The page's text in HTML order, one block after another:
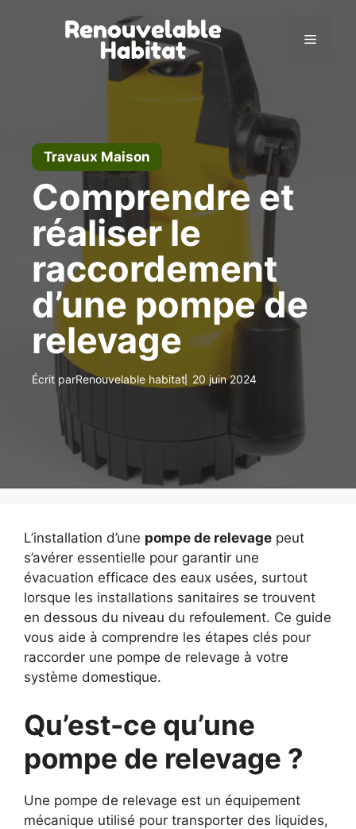
Menu
Travaux Maison
Comprendre et
réaliser le
raccordement
d’une pompe de
relevage
Écrit parRenouvelable habitat 20 juin 2024
L’installation d’une pompe de relevage peut
s’avérer essentielle pour garantir une
évacuation efficace des eaux usées, surtout
lorsque les installations sanitaires se trouvent
en dessous du niveau du refoulement. Ce guide
vous aide à comprendre les étapes clés pour
raccorder une pompe de relevage à votre
système domestique.
Qu’est-ce qu’une
pompe de relevage ?
Une pompe de relevage est un équipement
mécanique utilisé pour transporter des liquides,